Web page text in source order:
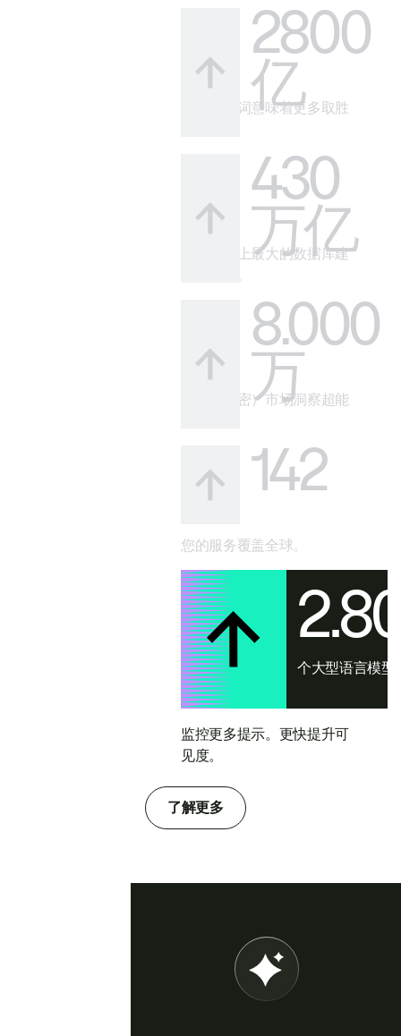
2800
亿
更多关键词意味着更多取胜
430
万亿
借助市场上最大的数据库建
8.000
万
您的（秘密）市场洞察超能
142
您的服务覆盖全球。
个大型语言模型
监控更多提示。更快提升可
见度。
了解更多